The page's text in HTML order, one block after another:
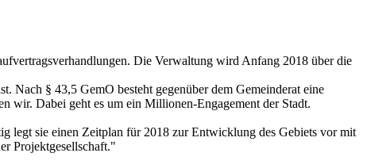
Die Verwaltung wird Anfang 2018 über die
Nach § 43,5 GemO besteht gegenüber dem Gemeinderat eine
wir. Dabei geht es um ein Millionen-Engagement der Stadt.
legt sie einen Zeitplan für 2018 zur Entwicklung des Gebiets vor mit
Projektgesellschaft."